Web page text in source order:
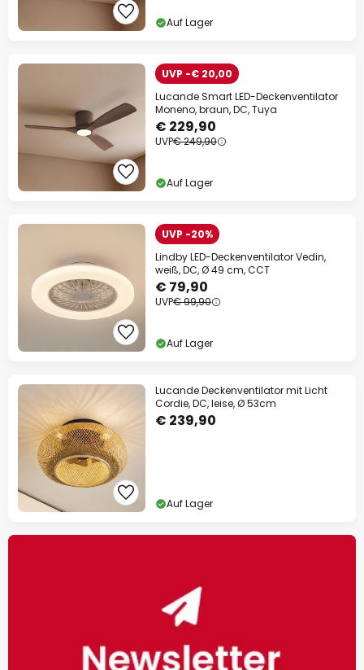
Auf Lager
UVP -€ 20,00
Lucande Smart LED-Deckenventilator
Moneno, braun, DC, Tuya
€ 229,90
UVP€ 249,90
Auf Lager
UVP -20%
Lindby LED-Deckenventilator Vedin,
weiß, DC, Ø 49 cm, CCT
€ 79,90
UVP€ 99,90
Auf Lager
Lucande Deckenventilator mit Licht
Cordie, DC, leise, Ø 53cm
€ 239,90
Auf Lager